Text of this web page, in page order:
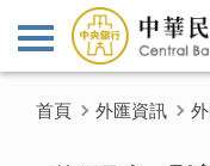
首頁 外匯資訊